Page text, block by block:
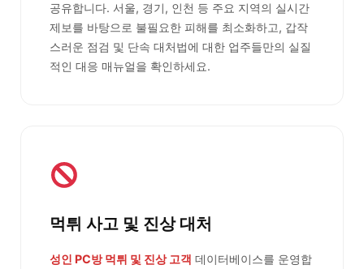
공유합니다. 서울, 경기, 인천 등 주요 지역의 실시간
제보를 바탕으로 불필요한 피해를 최소화하고, 갑작
스러운 점검 및 단속 대처법에 대한 업주들만의 실질
적인 대응 매뉴얼을 확인하세요.
먹튀 사고 및 진상 대처
성인 PC방 먹튀 및 진상 고객 데이터베이스를 운영합